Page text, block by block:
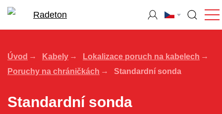
Úvod Kabely
Lokalizace poruch na kabelech
Poruchy na chráničkách
Standardní sonda
Standardní sonda